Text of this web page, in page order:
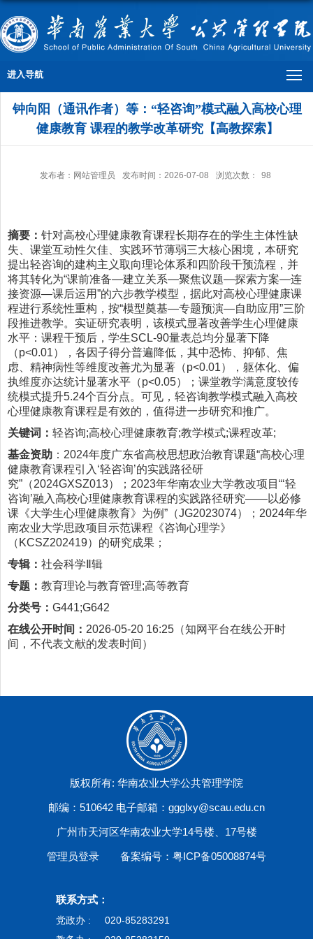
进入导航
钟向阳（通讯作者）等：“轻咨询”模式融入高校心理
健康教育 课程的教学改革研究【高教探索】
发布者：网站管理员 发布时间：2026-07-08 浏览次数： 98
摘要： 针对高校心理健康教育课程长期存在的学生主体性缺
失、课堂互动性欠佳、实践环节薄弱三大核心困境，本研究
提出轻咨询的建构主义取向理论体系和四阶段干预流程，并
将其转化为“课前准备—建立关系—聚焦议题—探索方案—连
接资源—课后运用”的六步教学模型，据此对高校心理健康课
程进行系统性重构，按“模型奠基—专题预演—自助应用”三阶
段推进教学。实证研究表明，该模式显著改善学生心理健康
水平：课程干预后，学生SCL-90量表总均分显著下降
（p<0.01），各因子得分普遍降低，其中恐怖、抑郁、焦
虑、精神病性等维度改善尤为显著（p<0.01），躯体化、偏
执维度亦达统计显著水平（p<0.05）；课堂教学满意度较传
统模式提升5.24个百分点。可见，轻咨询教学模式融入高校
心理健康教育课程是有效的，值得进一步研究和推广。
关键词： 轻咨询;高校心理健康教育;教学模式;课程改革;
基金资助 ：2024年度广东省高校思想政治教育课题“高校心理
健康教育课程引入‘轻咨询’的实践路径研
究”（2024GXSZ013）；2023年华南农业大学教改项目“‘轻
咨询’融入高校心理健康教育课程的实践路径研究——以必修
课《大学生心理健康教育》为例”（JG2023074）；2024年华
南农业大学思政项目示范课程《咨询心理学》
（KCSZ202419）的研究成果；
专辑： 社会科学Ⅱ辑
专题： 教育理论与教育管理;高等教育
分类号： G441;G642
在线公开时间： 2026-05-20 16:25（知网平台在线公开时
间，不代表文献的发表时间）
版权所有: 华南农业大学公共管理学院
邮编：510642 电子邮箱：ggglxy@scau.edu.cn
广州市天河区华南农业大学14号楼、17号楼
管理员登录 备案编号：粤ICP备05008874号
联系方式：
党政办 :
020-85283291